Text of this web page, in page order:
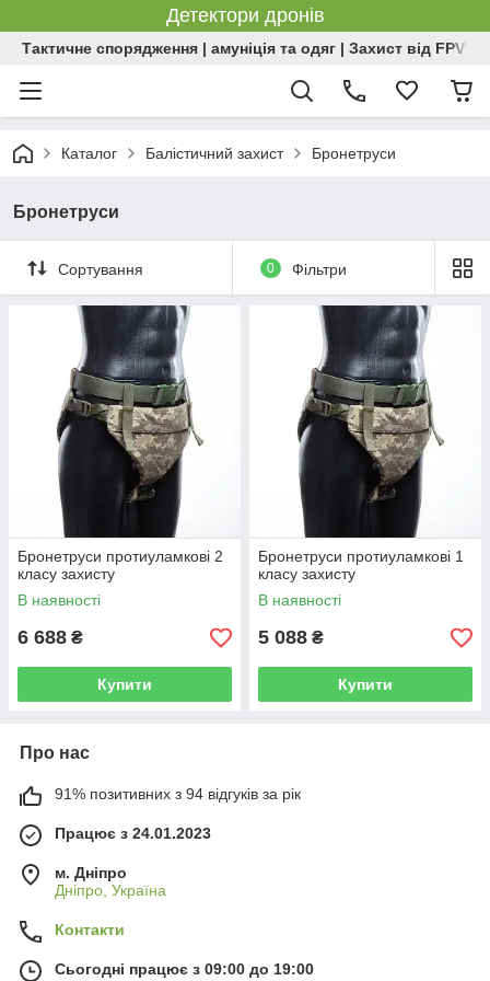
Детектори дронів
Тактичне спорядження | амуніція та одяг | Захист від FPV |
Каталог Балістичний захист Бронетруси
Бронетруси
Сортування 0 Фільтри
Бронетруси протиуламкові 2
класу захисту
В наявності
6 688 ₴
Купити
Бронетруси протиуламкові 1
класу захисту
В наявності
5 088 ₴
Купити
Про нас
91% позитивних з 94 відгуків за рік
Працює з 24.01.2023
м. Дніпро
Дніпро, Україна
Контакти
Сьогодні працює з 09:00 до 19:00